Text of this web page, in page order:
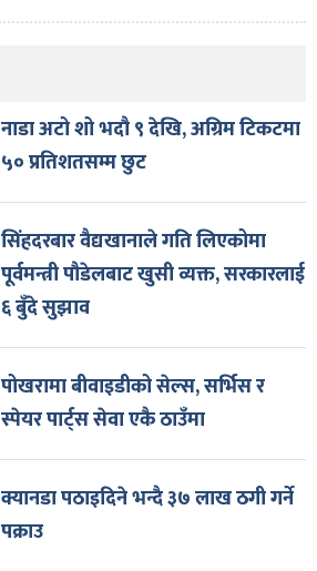
नाडा अटो शो भदौ ९ देखि, अग्रिम टिकटमा
५० प्रतिशतसम्म छुट
सिंहदरबार वैद्यखानाले गति लिएकोमा
पूर्वमन्त्री पौडेलबाट खुसी व्यक्त, सरकारलाई
६ बुँदे सुझाव
पोखरामा बीवाइडीको सेल्स, सर्भिस र
स्पेयर पार्ट्स सेवा एकै ठाउँमा
क्यानडा पठाइदिने भन्दै ३७ लाख ठगी गर्ने
पक्राउ